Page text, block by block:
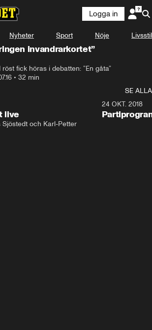
Logga in
Nyheter Sport Nöje Livsstil
invandrarkortet”
fick höras i debatten: ”En gåta”
• 32 min
SE ALLA
live
Sjöstedt och Karl-Petter
24 OKT. 2018